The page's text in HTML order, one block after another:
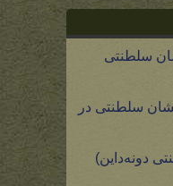
سلطنتی
سلطنتی در
دونه‌داین)